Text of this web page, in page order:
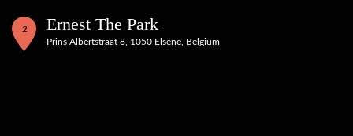
2 Ernest The Park
Prins Albertstraat 8, 1050 Elsene, Belgium